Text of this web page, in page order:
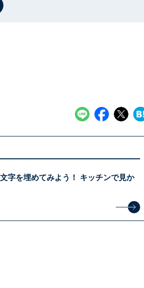
字を埋めてみよう！ キッチンで見か